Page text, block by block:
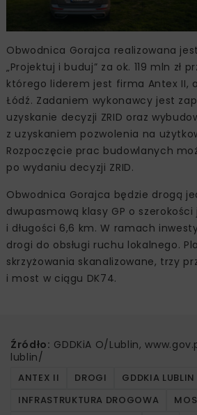
Obwodnica Gorajca realizowana
„Projektuj i buduj” za ok. 119 mln zł
którego liderem jest firma Antex II,
Łódź. Zadaniem wykonawcy jest
uzyskanie decyzji ZRID oraz
z uzyskaniem pozwolenia na
Rozpoczęcie prac budowlanych
po wydaniu decyzji ZRID.
Obwodnica Gorajca będzie drogą
dwupasmową klasy GP o
i długości 6,6 km. W ramach
drogi do obsługi ruchu lokalnego.
skrzyżowania skanalizowane, trzy
i most w ciągu DK74.
Źródło: GDDKiA O/Lublin,
lublin/
ANTEX II DROGI
GDDKIA LUBLIN
INFRASTRUKTURA DROGOWA